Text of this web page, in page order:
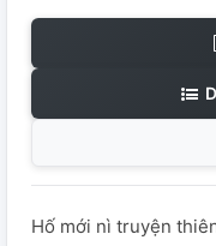
Hố mới nì truyện